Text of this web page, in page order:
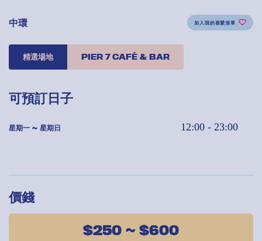
中環 加入我的喜愛清單
精選場地 PIER 7 CAFÉ & BAR
可預訂日子
星期一 ~ 星期日 12:00 - 23:00
價錢
$250 ~ $600